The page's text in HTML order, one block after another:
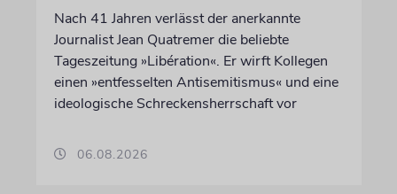
Nach 41 Jahren verlässt der anerkannte
Journalist Jean Quatremer die beliebte
Tageszeitung »Libération«. Er wirft Kollegen
einen »entfesselten Antisemitismus« und eine
ideologische Schreckensherrschaft vor
06.08.2026